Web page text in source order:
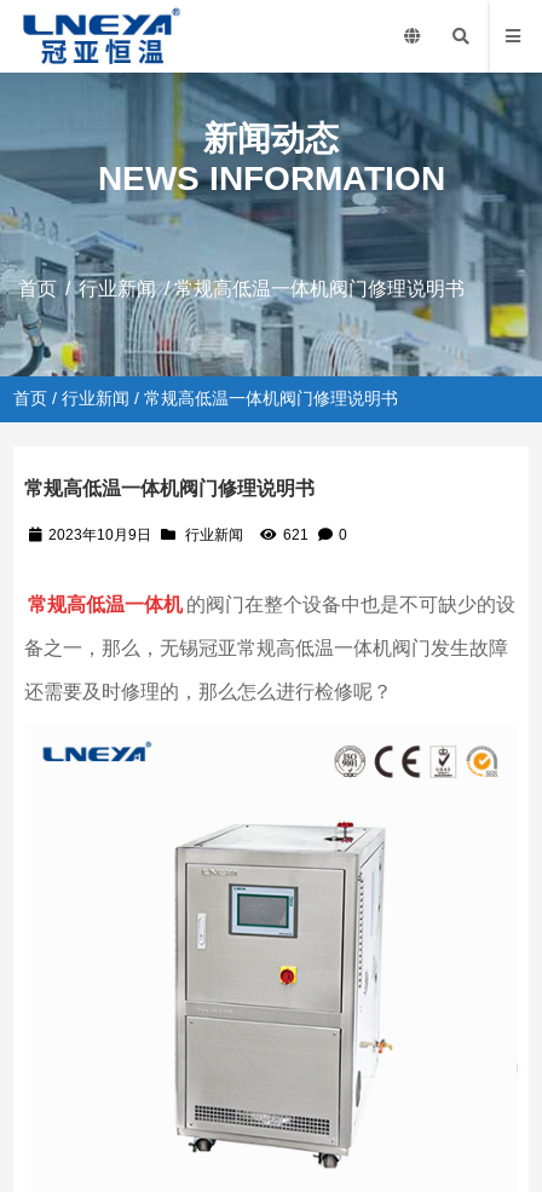
新闻动态
NEWS INFORMATION
首页 /行业新闻/ 常规高低温一体机阀门修理说明书
首页 /行业新闻 / 常规高低温一体机阀门修理说明书
常规高低温一体机阀门修理说明书
2023年10月9日 行业新闻 621 0
常规高低温一体机 的阀门在整个设备中也是不可缺少的设
备之一，那么，无锡冠亚常规高低温一体机阀门发生故障
还需要及时修理的，那么怎么进行检修呢？